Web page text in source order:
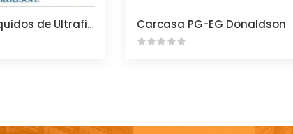
Filtros para Líquidos de Ultrafilter Carcasa PG-EG Donaldson